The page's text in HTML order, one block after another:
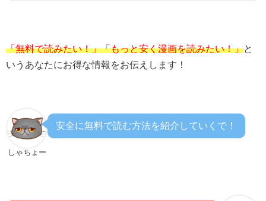
「無料で読みたい！」「もっと安く漫画を読みたい！」と
いうあなたにお得な情報をお伝えします！
しゃちょー
安全に無料で読む方法を紹介していくで！